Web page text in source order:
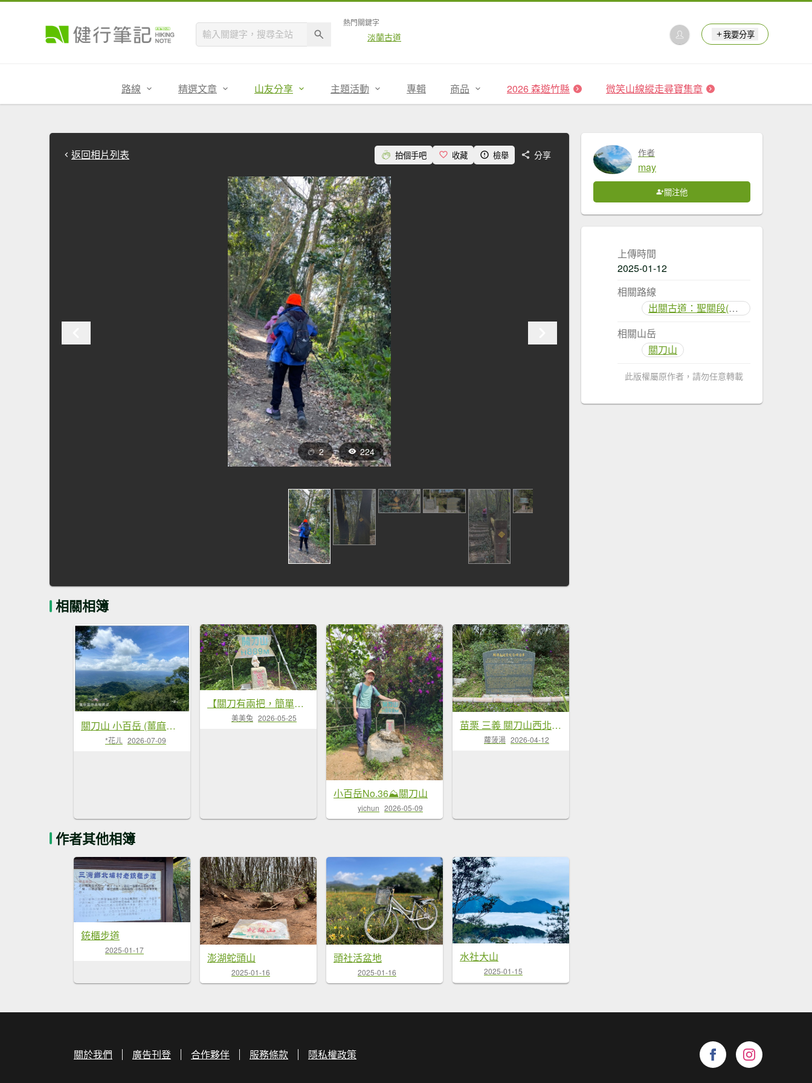
熱門關鍵字
淡蘭古道 我要分享
路線 精選文章 山友分享 主題活動 專輯 商品 2026 森遊竹縣 微笑山線縱走尋寶集章
返回相片列表 拍個手吧 收藏 檢舉 分享
2 224
相關相簿
關刀山 小百岳 (薑麻園北入口)
*花ㄦ 2026-07-09
【關刀有兩把，簡單的先拿！😁😁】出關古道-聖關段，小百岳#036關刀山，就叫它小關刀吧。
美美兔 2026-05-25
小百岳No.36⛰關刀山
yichun 2026-05-09
苗栗 三義 關刀山西北峰 關刀山
蘿菠湯 2026-04-12
作者其他相簿
銃櫃步道
2025-01-17
澎湖蛇頭山
2025-01-16
頭社活盆地
2025-01-16
水社大山
2025-01-15
作者
may
關注他
上傳時間
2025-01-12
相關路線
出關古道：聖關段(關刀山步道)
相關山岳
關刀山
此版權屬原作者，請勿任意轉載
關於我們 廣告刊登 合作夥伴 服務條款 隱私權政策